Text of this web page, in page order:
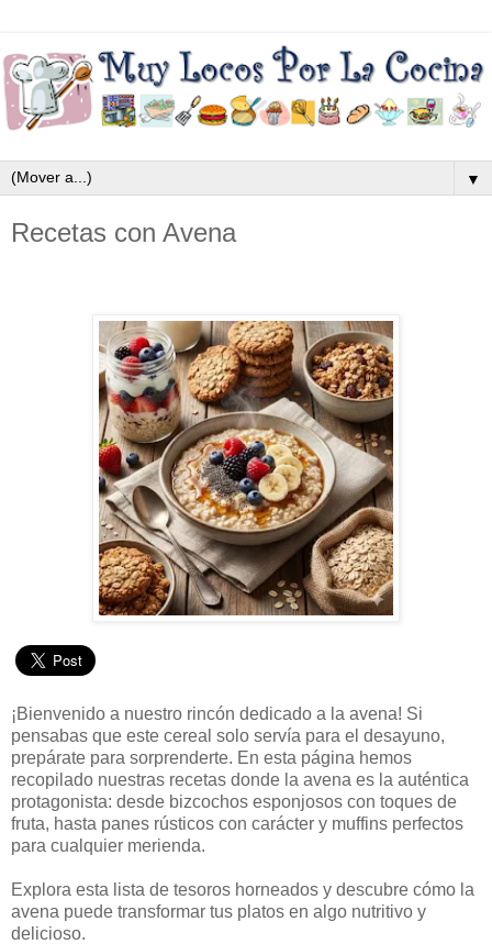
▼
Recetas con Avena
¡Bienvenido a nuestro rincón dedicado a la avena! Si
pensabas que este cereal solo servía para el desayuno,
prepárate para sorprenderte. En esta página hemos
recopilado nuestras recetas donde la avena es la auténtica
protagonista: desde bizcochos esponjosos con toques de
fruta, hasta panes rústicos con carácter y muffins perfectos
para cualquier merienda.
Explora esta lista de tesoros horneados y descubre cómo la
avena puede transformar tus platos en algo nutritivo y
delicioso.